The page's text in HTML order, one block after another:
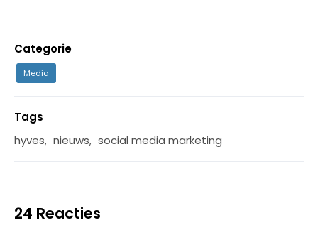
Categorie
Media
Tags
hyves, nieuws, social media marketing
24 Reacties